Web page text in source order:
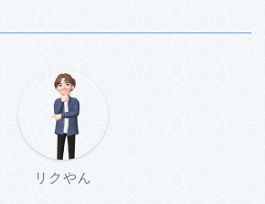
リクやん